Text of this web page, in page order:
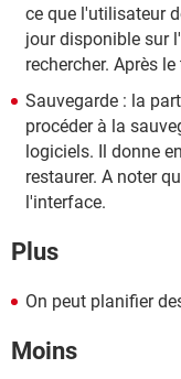
ce que l'utilisateur
jour disponible sur
rechercher. Après
Sauvegarde : la
procéder à la
logiciels. Il donne
restaurer. A noter
l'interface.
Plus
On peut planifier
Moins